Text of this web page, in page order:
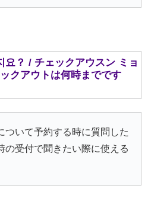
요？ / チェックアウスン ミョ
クアウトは何時までです
ついて予約する時に質問した
の受付で聞きたい際に使える